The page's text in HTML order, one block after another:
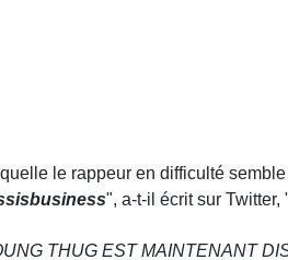
le rappeur en difficulté
", a-t-il écrit sur Twitter,
THUG EST MAINTENANT